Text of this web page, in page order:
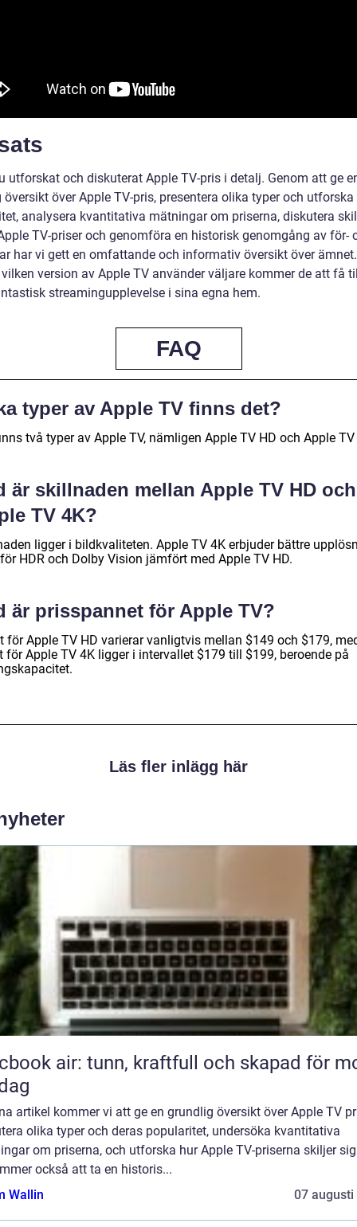
utforskat och diskuterat Apple TV-pris i detalj. Genom att ge
översikt över Apple TV-pris, presentera olika typer och utforska
analysera kvantitativa mätningar om priserna, diskutera
TV-priser och genomföra en historisk genomgång av för-
har vi gett en omfattande och informativ översikt över ämnet.
version av Apple TV använder väljare kommer de att få
streamingupplevelse i sina egna hem.
FAQ
typer av Apple TV finns det?
två typer av Apple TV, nämligen Apple TV HD och Apple TV
är skillnaden mellan Apple TV HD och
TV 4K?
ligger i bildkvaliteten. Apple TV 4K erbjuder bättre
HDR och Dolby Vision jämfört med Apple TV HD.
är prisspannet för Apple TV?
för Apple TV HD varierar vanligtvis mellan $149 och $179,
för Apple TV 4K ligger i intervallet $179 till $199, beroende på
Läs fler inlägg här
air: tunn, kraftfull och skapad för
artikel kommer vi att ge en grundlig översikt över Apple TV
olika typer och deras popularitet, undersöka kvantitativa
om priserna, och utforska hur Apple TV-priserna skiljer
också att ta en historis...
Wallin
07 augusti